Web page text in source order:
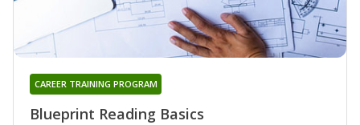
Blueprint Reading Basics
CAREER TRAINING PROGRAM